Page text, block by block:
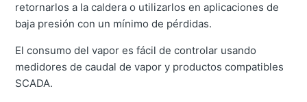
retornarlos a la caldera o utilizarlos en aplicaciones de
baja presión con un mínimo de pérdidas.
El consumo del vapor es fácil de controlar usando
medidores de caudal de vapor y productos compatibles
SCADA.